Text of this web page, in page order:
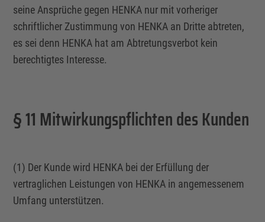
seine Ansprüche gegen HENKA nur mit vorheriger
schriftlicher Zustimmung von HENKA an Dritte abtreten,
es sei denn HENKA hat am Abtretungsverbot kein
berechtigtes Interesse.
§ 11 Mitwirkungspflichten des Kunden
(1) Der Kunde wird HENKA bei der Erfüllung der
vertraglichen Leistungen von HENKA in angemessenem
Umfang unterstützen.